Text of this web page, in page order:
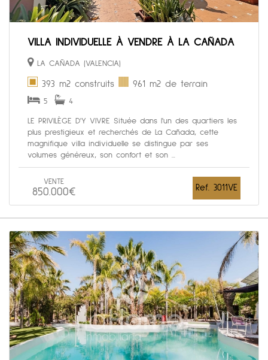
VILLA INDIVIDUELLE À VENDRE À LA CAÑADA
LA CAÑADA (VALENCIA)
393 m2 construits 961 m2 de terrain
5 4
LE PRIVILÈGE D'Y VIVRE Située dans l'un des quartiers les
plus prestigieux et recherchés de La Cañada, cette
magnifique villa individuelle se distingue par ses
volumes généreux, son confort et son ...
VENTE
850.000€ Ref. 3011VE